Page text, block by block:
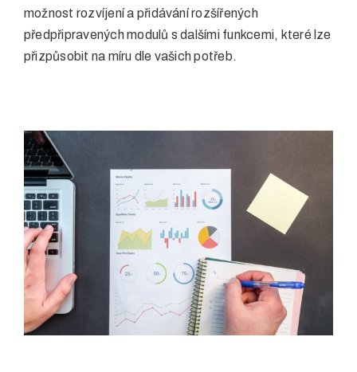
možnost rozvíjení a přidávání rozšířených
předpřipravených modulů s dalšími funkcemi, které lze
přizpůsobit na míru dle vašich potřeb.